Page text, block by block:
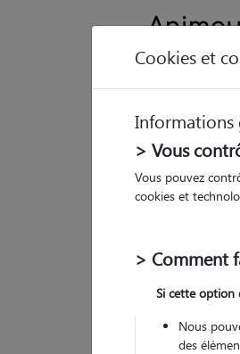
Cookies et
Informations
> Vous
Vous pouvez
cookies et
> Comment
Si cette option
Nous
des